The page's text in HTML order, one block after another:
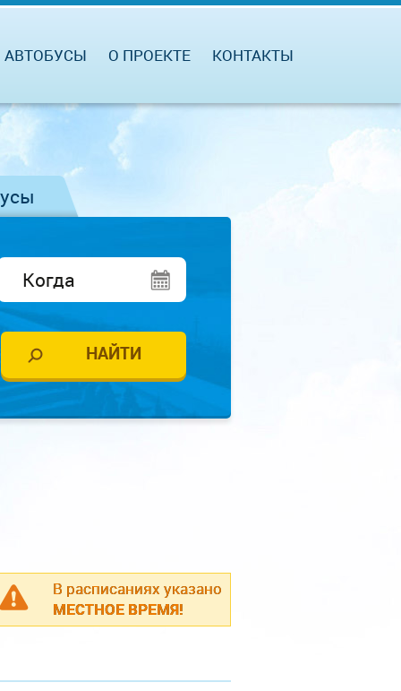
АВТОБУСЫ О ПРОЕКТЕ КОНТАКТЫ
В расписаниях указано
МЕСТНОЕ ВРЕМЯ!